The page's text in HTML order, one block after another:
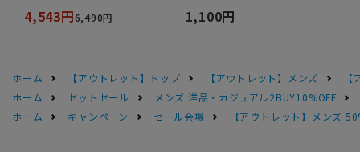
4,543円6,490円 1,100円
ホーム 【アウトレット】トップ 【アウトレット】メンズ
ホーム
セットセール
メンズ 洋品・カジュアル2BUY10%OFF
ホーム
キャンペーン セール会場 【アウトレット】メンズ